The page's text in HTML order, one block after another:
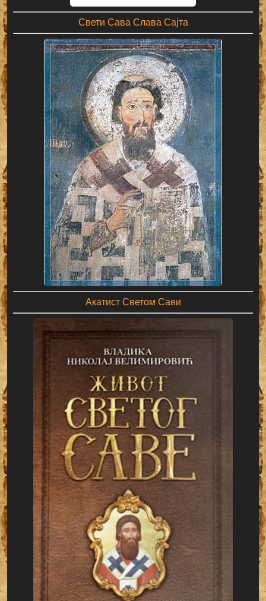
Свети Сава Слава Сајта
Акатист Светом Сави